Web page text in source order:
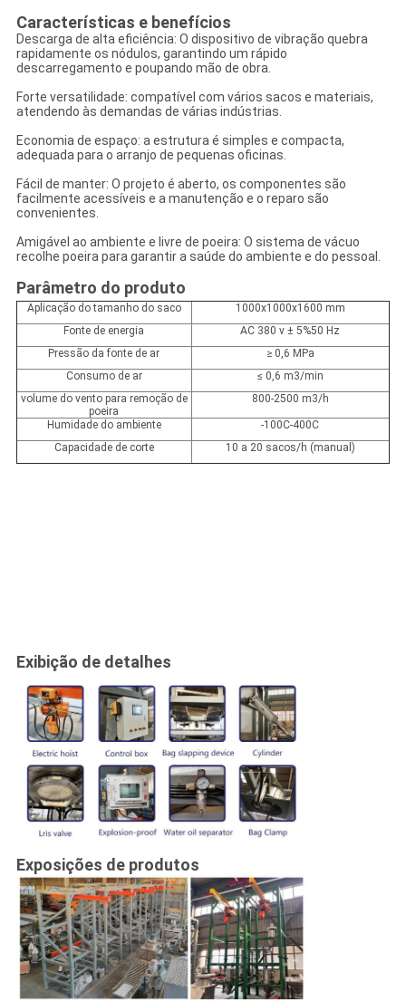
Características e benefícios
Descarga de alta eficiência: O dispositivo de vibração quebra
rapidamente os nódulos, garantindo um rápido
descarregamento e poupando mão de obra.
Forte versatilidade: compatível com vários sacos e materiais,
atendendo às demandas de várias indústrias.
Economia de espaço: a estrutura é simples e compacta,
adequada para o arranjo de pequenas oficinas.
Fácil de manter: O projeto é aberto, os componentes são
facilmente acessíveis e a manutenção e o reparo são
convenientes.
Amigável ao ambiente e livre de poeira: O sistema de vácuo
recolhe poeira para garantir a saúde do ambiente e do pessoal.
Parâmetro do produto
Aplicação do tamanho do saco
1000x1000x1600 mm
Fonte de energia
AC 380 v ± 5%50 Hz
Pressão da fonte de ar
≥ 0,6 MPa
Consumo de ar
≤ 0,6 m3/min
volume do vento para remoção de
poeira
800-2500 m3/h
Humidade do ambiente
-100C-400C
Capacidade de corte
10 a 20 sacos/h (manual)
Exibição de detalhes
Exposições de produtos